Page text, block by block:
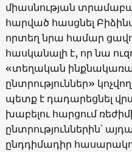
միասնության
հարված հասցնել
որտեղ նրա համար
հասկանալի է, որ նա
«տեղական
ընտրություններ»
պետք է դադարեցնել
խաբելու հարցում
ընտրություններին՝
ընդդիմադիր